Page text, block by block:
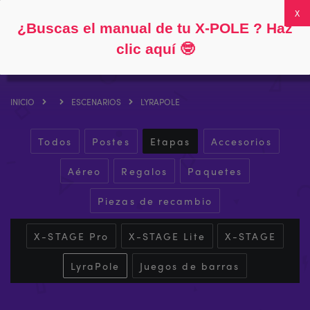
INICIO ESCENARIOS LYRAPOLE
Todos Postes Etapas Accesorios
Aéreo Regalos Paquetes
Piezas de recambio
X-STAGE Pro X-STAGE Lite X-STAGE
LyraPole Juegos de barras
¿Buscas el manual de tu X-POLE ? Haz
clic aquí🤓